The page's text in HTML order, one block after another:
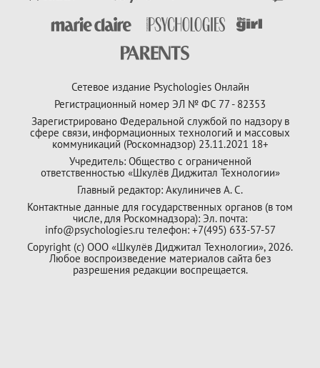
Сетевое издание Psychologies Онлайн
Регистрационный номер ЭЛ № ФС 77 - 82353
Зарегистрировано Федеральной службой по надзору в
сфере связи, информационных технологий и массовых
коммуникаций (Роскомнадзор) 23.11.2021 18+
Учредитель: Общество с ограниченной
ответственностью «Шкулёв Диджитал Технологии»
Главный редактор: Акулиничев А. С.
Контактные данные для государственных органов (в том
числе, для Роскомнадзора): Эл. почта:
info@psychologies.ru телефон: +7(495) 633-57-57
Copyright (с) ООО «Шкулёв Диджитал Технологии», 2026.
Любое воспроизведение материалов сайта без
разрешения редакции воспрещается.